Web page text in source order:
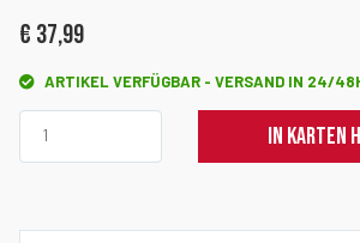
€ 37,99
ARTIKEL VERFÜGBAR - VERSAND IN 24/
IN KARTEN